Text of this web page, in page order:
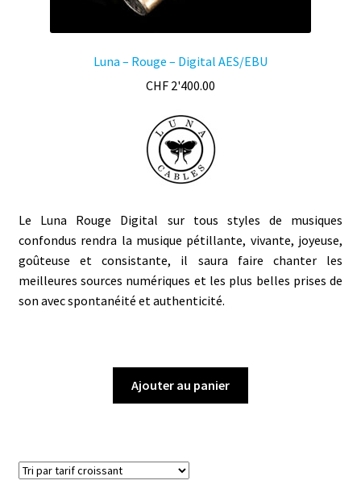
Luna – Rouge – Digital AES/EBU
CHF 2'400.00
Le Luna Rouge Digital sur tous styles de musiques
confondus rendra la musique pétillante, vivante, joyeuse,
goûteuse et consistante, il saura faire chanter les
meilleures sources numériques et les plus belles prises de
son avec spontanéité et authenticité.
Ajouter au panier